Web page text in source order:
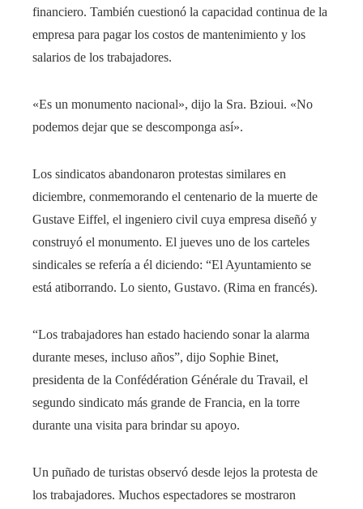
financiero. También cuestionó la capacidad continua de la
empresa para pagar los costos de mantenimiento y los
salarios de los trabajadores.
«Es un monumento nacional», dijo la Sra. Bzioui. «No
podemos dejar que se descomponga así».
Los sindicatos abandonaron protestas similares en
diciembre, conmemorando el centenario de la muerte de
Gustave Eiffel, el ingeniero civil cuya empresa diseñó y
construyó el monumento. El jueves uno de los carteles
sindicales se refería a él diciendo: “El Ayuntamiento se
está atiborrando. Lo siento, Gustavo. (Rima en francés).
“Los trabajadores han estado haciendo sonar la alarma
durante meses, incluso años”, dijo Sophie Binet,
presidenta de la Confédération Générale du Travail, el
segundo sindicato más grande de Francia, en la torre
durante una visita para brindar su apoyo.
Un puñado de turistas observó desde lejos la protesta de
los trabajadores. Muchos espectadores se mostraron